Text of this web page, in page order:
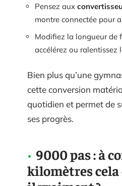
Pensez aux
montre connectée pour
Modifiez la longueur de
accélérez ou ralentissez
Bien plus qu’une
cette conversion
quotidien et permet de
ses progrès.
9000 pas : à
kilomètres cela